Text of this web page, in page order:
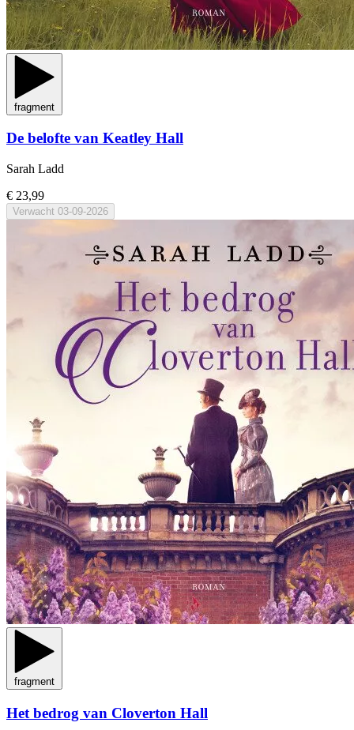
fragment
De belofte van Keatley Hall
Sarah Ladd
€ 23,99
Verwacht 03-09-2026
fragment
Het bedrog van Cloverton Hall